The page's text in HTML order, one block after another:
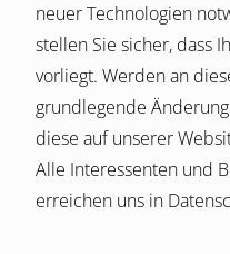
neuer Technologien
stellen Sie sicher, dass
vorliegt. Werden an
grundlegende
diese auf unserer
Alle Interessenten und
erreichen uns in